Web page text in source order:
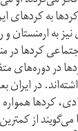
به کردهای
به ارمنستان
کردها
در دوره‌های
در
در سال ۱۹۴۶ میلادی،
از